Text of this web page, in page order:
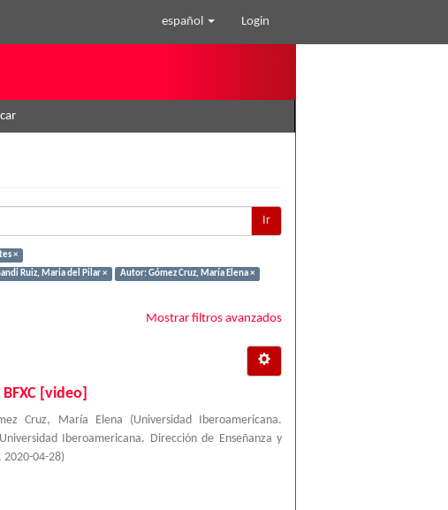
español Login
Ir
×
Ruiz, Maria del Pilar ×
Autor: Gómez Cruz, María Elena ×
Mostrar filtros avanzados
[video]
Cruz, María Elena (Universidad Iberoamericana.
Iberoamericana. Dirección de Enseñanza y
, 2020-04-28)